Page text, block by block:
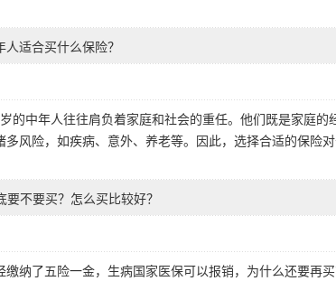
适合买什么保险？
的中年人往往肩负着家庭和社会的重任。他们既是家庭的
风险，如疾病、意外、养老等。因此，选择合适的保险对
不要买？怎么买比较好？
纳了五险一金，生病国家医保可以报销，为什么还要再